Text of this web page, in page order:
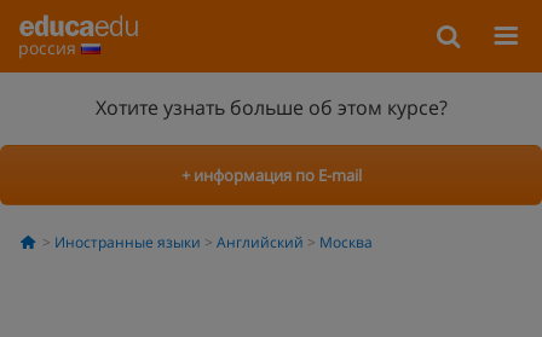
россия
Хотите узнать больше об этом курсе?
+ информация по E-mail
Иностранные языки Английский Москва